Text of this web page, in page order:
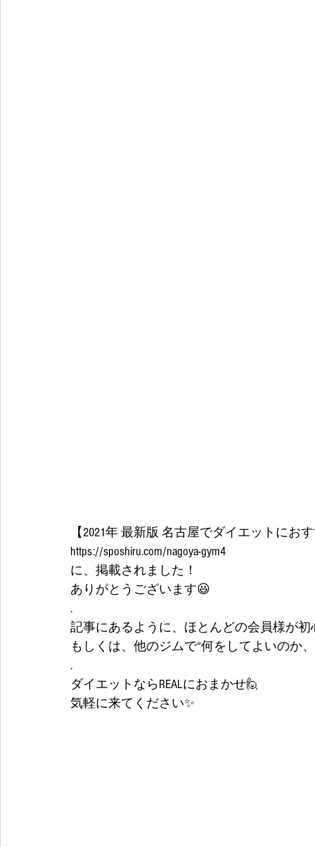
【2021年 最新版 名古屋でダイエットにお
https://sposhiru.com/nagoya-gym4
に、掲載されました！
ありがとうございます😃
.
記事にあるように、ほとんどの会員様が
もしくは、他のジムで“何をしてよいのか
.
ダイエットならREALにおまかせ🙋
気軽に来てください✨